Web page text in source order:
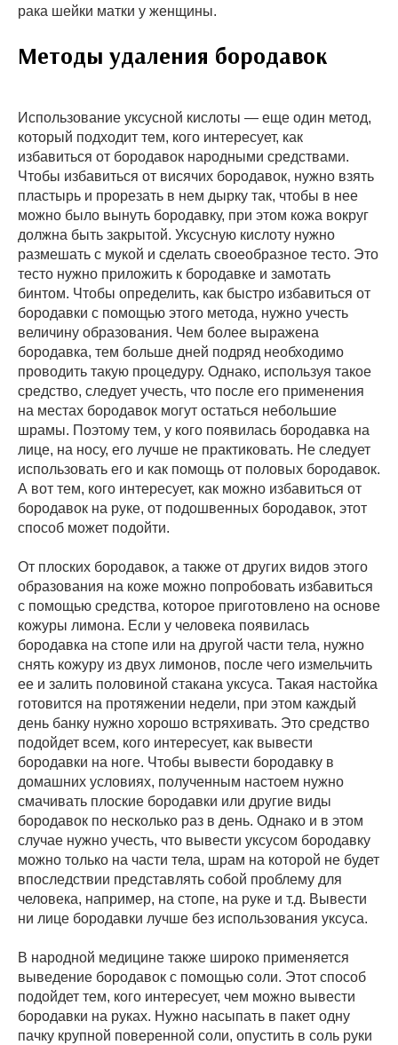
рака шейки матки у женщины.
Методы удаления бородавок
Использование уксусной кислоты — еще один метод,
который подходит тем, кого интересует, как
избавиться от бородавок народными средствами.
Чтобы избавиться от висячих бородавок, нужно взять
пластырь и прорезать в нем дырку так, чтобы в нее
можно было вынуть бородавку, при этом кожа вокруг
должна быть закрытой. Уксусную кислоту нужно
размешать с мукой и сделать своеобразное тесто. Это
тесто нужно приложить к бородавке и замотать
бинтом. Чтобы определить, как быстро избавиться от
бородавки с помощью этого метода, нужно учесть
величину образования. Чем более выражена
бородавка, тем больше дней подряд необходимо
проводить такую процедуру. Однако, используя такое
средство, следует учесть, что после его применения
на местах бородавок могут остаться небольшие
шрамы. Поэтому тем, у кого появилась бородавка на
лице, на носу, его лучше не практиковать. Не следует
использовать его и как помощь от половых бородавок.
А вот тем, кого интересует, как можно избавиться от
бородавок на руке, от подошвенных бородавок, этот
способ может подойти.
От плоских бородавок, а также от других видов этого
образования на коже можно попробовать избавиться
с помощью средства, которое приготовлено на основе
кожуры лимона. Если у человека появилась
бородавка на стопе или на другой части тела, нужно
снять кожуру из двух лимонов, после чего измельчить
ее и залить половиной стакана уксуса. Такая настойка
готовится на протяжении недели, при этом каждый
день банку нужно хорошо встряхивать. Это средство
подойдет всем, кого интересует, как вывести
бородавки на ноге. Чтобы вывести бородавку в
домашних условиях, полученным настоем нужно
смачивать плоские бородавки или другие виды
бородавок по несколько раз в день. Однако и в этом
случае нужно учесть, что вывести уксусом бородавку
можно только на части тела, шрам на которой не будет
впоследствии представлять собой проблему для
человека, например, на стопе, на руке и т.д. Вывести
ни лице бородавки лучше без использования уксуса.
В народной медицине также широко применяется
выведение бородавок с помощью соли. Этот способ
подойдет тем, кого интересует, чем можно вывести
бородавки на руках. Нужно насыпать в пакет одну
пачку крупной поверенной соли, опустить в соль руки